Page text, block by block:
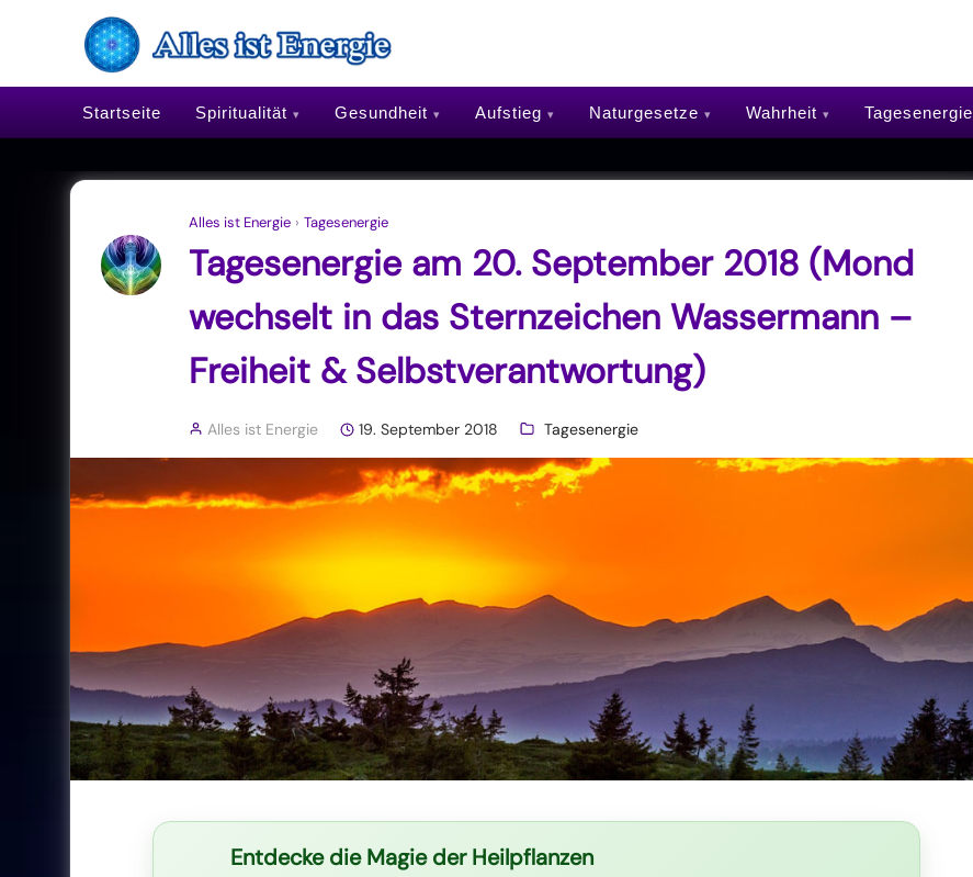
Startseite Spiritualität Gesundheit Aufstieg Naturgesetze Wahrheit Tagesenergie
Alles ist Energie › Tagesenergie
Tagesenergie am 20. September 2018 (Mond
wechselt in das Sternzeichen Wassermann –
Freiheit & Selbstverantwortung)
Alles ist Energie 19. September 2018 Tagesenergie
Entdecke die Magie der Heilpflanzen